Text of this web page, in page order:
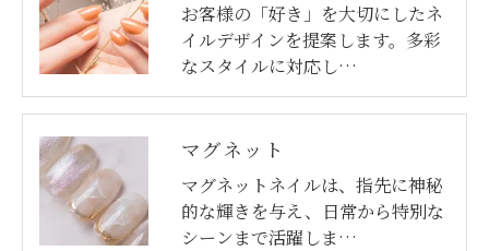
お客様の「好き」を大切にしたネ
イルデザインを提案します。多彩
なスタイルに対応し…
マグネット
マグネットネイルは、指先に神秘
的な輝きを与え、日常から特別な
シーンまで活躍しま…
お問い合わせはこちら